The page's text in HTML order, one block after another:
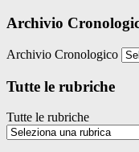
Archivio
Archivio Cronologico
Tutte le rubriche
Tutte le rubriche